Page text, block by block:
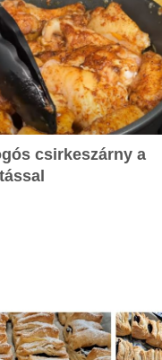
csirkeszárny a